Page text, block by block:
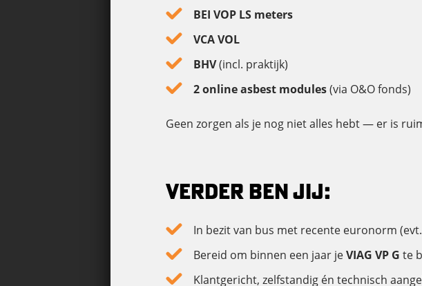
BEI VOP LS meters
VCA VOL
BHV(incl. praktijk)
2 online asbest modules(via O&O fonds)
Geen zorgen als je nog niet alles hebt — er is
VERDER BEN JIJ:
In bezit van bus met recente euronorm
Bereid om binnen een jaar jeVIAG VP G te
Klantgericht, zelfstandig én technisch